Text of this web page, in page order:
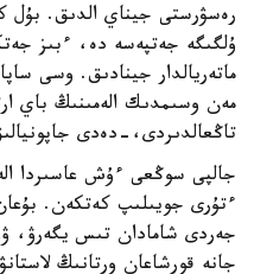
ۇلگىگە جەتپەسە دە، ءبىز
ماتەريالدار جينادىق. وسى
مەن وسىمدىك الەمىنىڭ باي
تاڭعالدىردى،-دەدى
ءتۇرى جويىلىپ كەتكەن. بۇعان
جەردى شامادان تىس يگەرۋ،
جانە قورشاعان ورتانىڭ